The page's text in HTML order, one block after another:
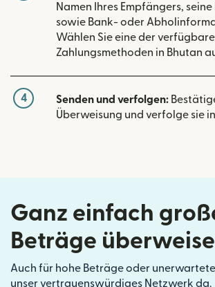
Namen Ihres Empfängers,
sowie Bank- oder
Wählen Sie eine der
Zahlungsmethoden in Bhutan
4 Senden und verfolgen:
Überweisung und verfolge sie
Ganz einfach
Beträge
Auch für hohe Beträge oder
unser vertrauenswürdiges Netzwerk da.